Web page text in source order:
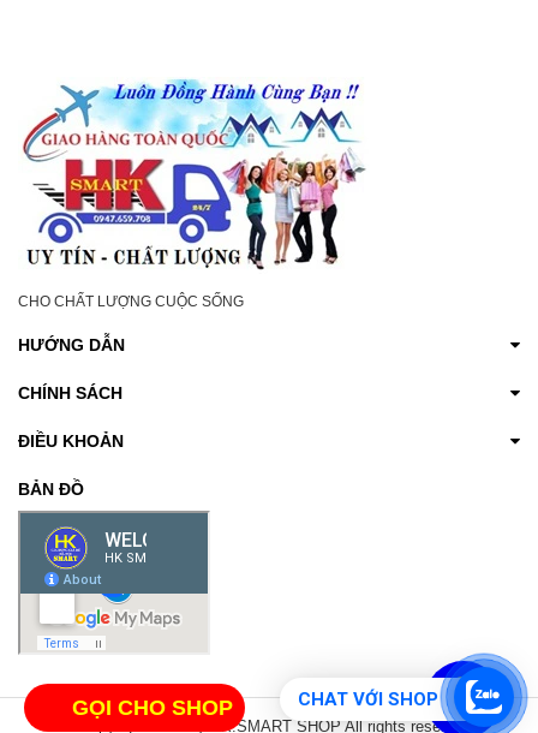
CHO CHẤT LƯỢNG CUỘC SỐNG
HƯỚNG DẪN
CHÍNH SÁCH
ĐIỀU KHOẢN
BẢN ĐỒ
© Copyright 2017 by HK.SMART SHOP All rights reserved.
CHAT VỚI SHOP
GỌI CHO SHOP